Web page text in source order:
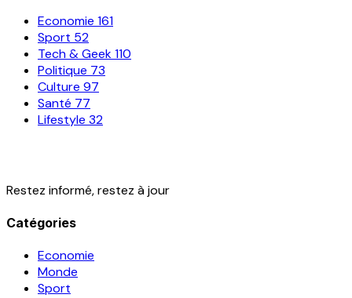
Economie 161
Sport 52
Tech & Geek110
Politique 73
Culture 97
Santé 77
Lifestyle 32
Restez informé, restez à jour
Catégories
Economie
Monde
Sport